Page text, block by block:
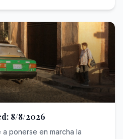
8/8/2026
ponerse en marcha la